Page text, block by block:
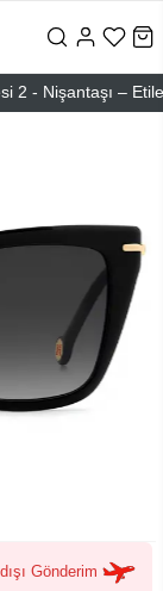
Nişantaşı – Etiler
Gönderim